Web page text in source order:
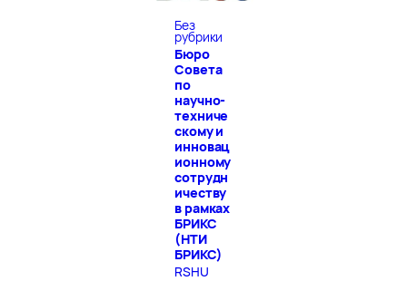
Без
рубрики
Бюро
Совета
по
научно-
техниче
скому и
инновац
ионному
сотрудн
ичеству
в рамках
БРИКС
(НТИ
БРИКС)
RSHU